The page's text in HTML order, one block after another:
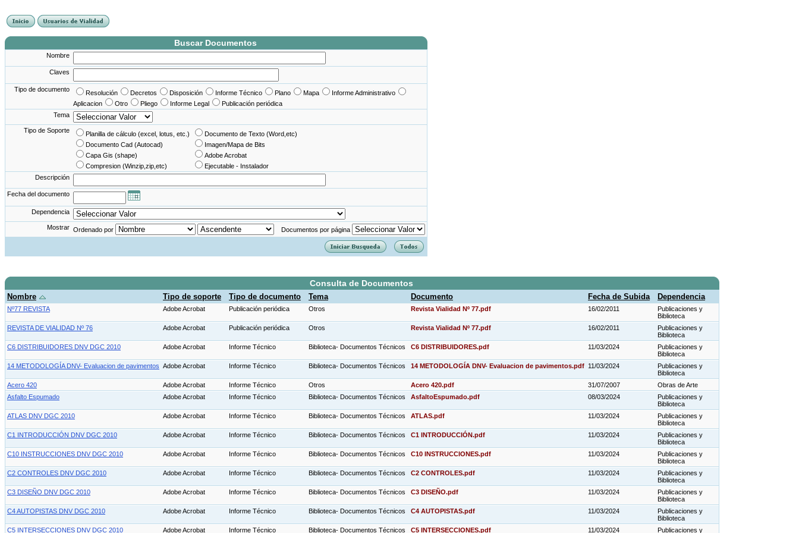
Buscar Documentos
Nombre
Claves
Tipo de documento Resolución Decretos Disposición Informe Técnico Plano Mapa
Informe Administrativo
Aplicacion
Otro Pliego Informe Legal
Publicación periódica
Tema
Tipo de Soporte Planilla de cálculo (excel, lotus, etc.)
Documento de Texto (Word,etc)
Documento Cad (Autocad)
Imagen/Mapa de Bits
Capa Gis (shape)
Adobe Acrobat
Compresion (Winzip,zip,etc)
Ejecutable - Instalador
Descripción
Fecha del documento
Dependencia
Mostrar Ordenado por Documentos por página
Consulta de Documentos
Nombre Tipo de soporte Tipo de documento Tema Documento Fecha de Subida Dependencia
Nº77 REVISTA Adobe Acrobat Publicación periódica Otros Revista Vialidad Nº 77.pdf 16/02/2011
Publicaciones y
Biblioteca
REVISTA DE VIALIDAD Nº 76
Adobe Acrobat Publicación periódica Otros Revista Vialidad Nº 77.pdf 16/02/2011
Publicaciones y
Biblioteca
C6 DISTRIBUIDORES DNV DGC 2010
Adobe Acrobat Informe Técnico Biblioteca- Documentos Técnicos C6 DISTRIBUIDORES.pdf 11/03/2024
Publicaciones y
Biblioteca
14 METODOLOGÍA DNV- Evaluacion de pavimentos Adobe Acrobat Informe Técnico Biblioteca- Documentos Técnicos 14 METODOLOGÍA DNV- Evaluacion de pavimentos.pdf 11/03/2024
Publicaciones y
Biblioteca
Acero 420
Adobe Acrobat Informe Técnico Otros Acero 420.pdf 31/07/2007
Obras de Arte
Asfalto Espumado
Adobe Acrobat Informe Técnico Biblioteca- Documentos Técnicos AsfaltoEspumado.pdf 08/03/2024
Publicaciones y
Biblioteca
ATLAS DNV DGC 2010
Adobe Acrobat Informe Técnico Biblioteca- Documentos Técnicos ATLAS.pdf 11/03/2024
Publicaciones y
Biblioteca
C1 INTRODUCCIÓN DNV DGC 2010
Adobe Acrobat Informe Técnico Biblioteca- Documentos Técnicos C1 INTRODUCCIÓN.pdf 11/03/2024
Publicaciones y
Biblioteca
C10 INSTRUCCIONES DNV DGC 2010
Adobe Acrobat Informe Técnico Biblioteca- Documentos Técnicos C10 INSTRUCCIONES.pdf 11/03/2024
Publicaciones y
Biblioteca
C2 CONTROLES DNV DGC 2010
Adobe Acrobat Informe Técnico Biblioteca- Documentos Técnicos C2 CONTROLES.pdf 11/03/2024
Publicaciones y
Biblioteca
C3 DISEÑO DNV DGC 2010
Adobe Acrobat Informe Técnico Biblioteca- Documentos Técnicos C3 DISEÑO.pdf 11/03/2024
Publicaciones y
Biblioteca
C4 AUTOPISTAS DNV DGC 2010
Adobe Acrobat Informe Técnico Biblioteca- Documentos Técnicos C4 AUTOPISTAS.pdf 11/03/2024
Publicaciones y
Biblioteca
C5 INTERSECCIONES DNV DGC 2010
Adobe Acrobat Informe Técnico Biblioteca- Documentos Técnicos C5 INTERSECCIONES.pdf 11/03/2024 Publicaciones y